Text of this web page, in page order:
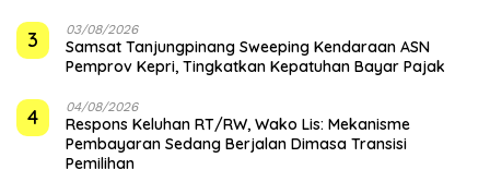
3 03/08/2026
Samsat Tanjungpinang Sweeping Kendaraan ASN
Pemprov Kepri, Tingkatkan Kepatuhan Bayar Pajak
4 04/08/2026
‎Respons Keluhan RT/RW, Wako Lis: Mekanisme
Pembayaran Sedang Berjalan Dimasa Transisi
Pemilihan